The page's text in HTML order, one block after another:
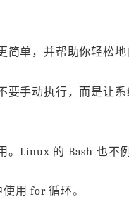
单，并帮助你轻松地
要手动执行，而是让
Linux 的 Bash 也不例
用 for 循环。